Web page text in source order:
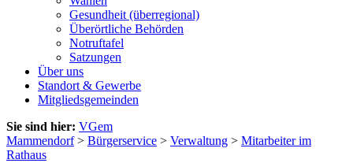
Gesundheit (überregional)
Überörtliche Behörden
Notruftafel
Satzungen
Über uns
Standort & Gewerbe
Mitgliedsgemeinden
Sie sind hier: VGem
Mammendorf> Bürgerservice > Verwaltung > Mitarbeiter im
Rathaus